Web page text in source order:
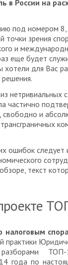
в России на
под номером 8,
точки зрения
и
еще будет
для Вас
решения.
нетривиальных
частично
и
ошибок следует
текст
практики
года по